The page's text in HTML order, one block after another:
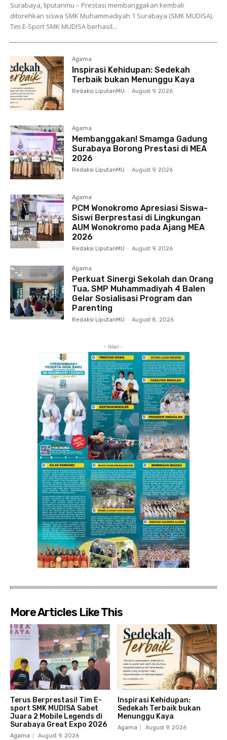
Surabaya, liputanmu – Prestasi membanggakan kembali
ditorehkan siswa SMK Muhammadiyah 1 Surabaya (SMK MUDISA).
Tim E-Sport SMK MUDISA berhasil...
Agama
Inspirasi Kehidupan: Sedekah
Terbaik bukan Menunggu Kaya
Redaksi LiputanMU - August 9, 2026
Agama
Membanggakan! Smamga Gadung
Surabaya Borong Prestasi di MEA
2026
Redaksi LiputanMU - August 9, 2026
Agama
PCM Wonokromo Apresiasi Siswa-
Siswi Berprestasi di Lingkungan
AUM Wonokromo pada Ajang MEA
2026
Redaksi LiputanMU - August 9, 2026
Agama
Perkuat Sinergi Sekolah dan Orang
Tua, SMP Muhammadiyah 4 Balen
Gelar Sosialisasi Program dan
Parenting
Redaksi LiputanMU - August 8, 2026
- Iklan -
More Articles Like This
Terus Berprestasi! Tim E-
sport SMK MUDISA Sabet
Juara 2 Mobile Legends di
Surabaya Great Expo 2026
Agama August 9, 2026
Inspirasi Kehidupan:
Sedekah Terbaik bukan
Menunggu Kaya
Agama August 9, 2026